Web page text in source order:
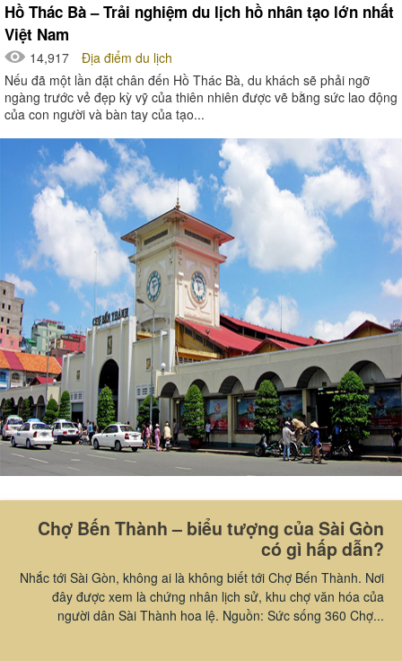
Hồ Thác Bà – Trải nghiệm du lịch hồ nhân tạo lớn nhất
Việt Nam
14,917
Địa điểm du lịch
Nếu đã một lần đặt chân đến Hồ Thác Bà, du khách sẽ phải ngỡ
ngàng trước vẻ đẹp kỳ vỹ của thiên nhiên được vẽ bằng sức lao động
của con người và bàn tay của tạo...
Chợ Bến Thành – biểu tượng của Sài Gòn
có gì hấp dẫn?
Nhắc tới Sài Gòn, không ai là không biết tới Chợ Bến Thành. Nơi
đây được xem là chứng nhân lịch sử, khu chợ văn hóa của
người dân Sài Thành hoa lệ. Nguồn: Sức sống 360 Chợ...